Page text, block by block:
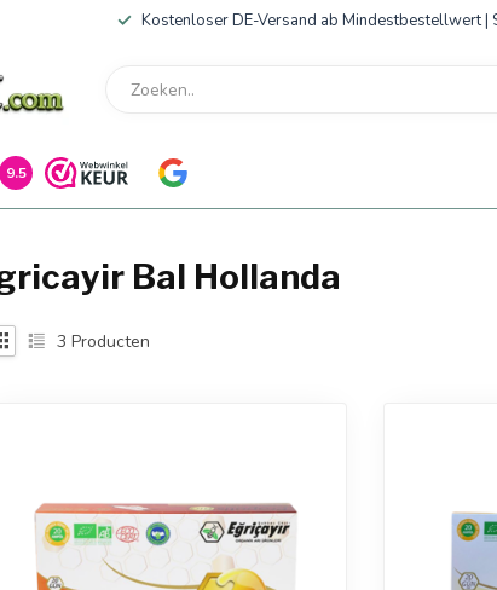
Kostenloser DE-Versand ab Mindestbestellwert |
9.5
Bal Hollanda
3 Producten